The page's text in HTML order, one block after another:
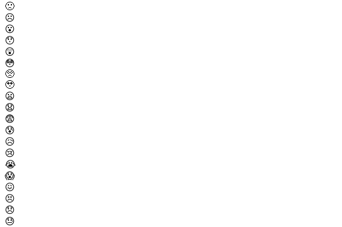
🙁
☹️
😮
😯
😲
😳
🥺
🥹
😦
😧
😨
😰
😥
😢
😭
😱
😖
😣
😞
😓